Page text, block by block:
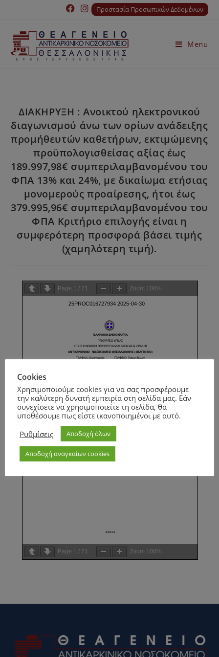
Προστασία Προσωπικών Δεδομένων
Menu
ΔΙΑΚΗΡΥΞΗ : Ανοικτού ηλεκτρονικού
διαγωνισμού άνω των ορίων ανάδειξης
προμήθευτών καθετήρων, εκτιμώμενης
προϋπολογισθείσας αξίας έως
189.997,98€ συμπεριλαμβανομένου του
ΦΠΑ 13% και 24%, με δικαίωμα ετήσιας
μονομερούς προαίρεσης, ήτοι έως
379.995,96€ συμπεριλαμβανομένου του
ΦΠΑ Κριτήριο επιλογής είναι η
συμφερότερη προσφορά βάσει τιμής
(χαμηλότερη τιμή).
Page 1 / 71 Zoom 100%
Page 1 / 71 Zoom 100%
Cookies
Χρησιμοποιούμε cookies για να σας προσφέρουμε
την καλύτερη δυνατή εμπειρία στη σελίδα μας. Εάν
συνεχίσετε να χρησιμοποιείτε τη σελίδα, θα
υποθέσουμε πως είστε ικανοποιημένοι με αυτό.
Ρυθμίσεις
Αποδοχή όλων
Αποδοχή αναγκαίων cookies